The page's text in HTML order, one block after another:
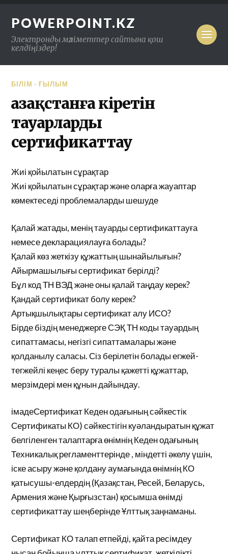
POWERPOINT.KZ
Электронды мәліметтер сайтына қош
келдіңіздер!
БІЛІМ - ҒЫЛЫМ
Қазақстанға кіретін
тауарларды
сертификаттау
Жиі қойылатын сұрақтар
Жиі қойылатын сұрақтар және оларға жауаптар
көмектеседі проблемаларды шешуде
Қалай жатады, менің тауарды сертификаттауға
немесе декларациялауға болады?
Қалай көз жеткізу құжаттың шынайылығын?
Айырмашылығы сертификат берілді?
Бұл код ТН ВЭД және оны қалай таңдау керек?
Қандай сертификат болу керек?
Артықшылықтары сертификат алу ИСО?
Бірде біздің менеджерге СЭҚ ТН коды тауардың
сипаттамасы, негізгі сипаттамалары және
қолданылу саласы. Сіз берілетін болады егжей-
тегжейлі кеңес беру туралы қажетті құжаттар,
мерзімдері мен құнын дайындау.
імадеСертификат Кеден одағының сәйкестік
Сертификаты КО) сәйкестігін куәландыратын құжат
белгіленген талаптарға өнімнің Кеден одағының
Техникалық регламенттерінде , міндетті әкелу үшін,
іске асыру және қолдану аумағында өнімнің КО
қатысушы-елдердің (Қазақстан, Ресей, Беларусь,
Армения және Қырғызстан) қосымша өнімді
сертификаттау шеңберінде Ұлттық заңнаманы.
Сертификат КО талап етпейді, қайта ресімдеу